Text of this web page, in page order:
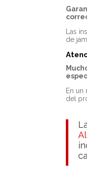
Las
de
En
del